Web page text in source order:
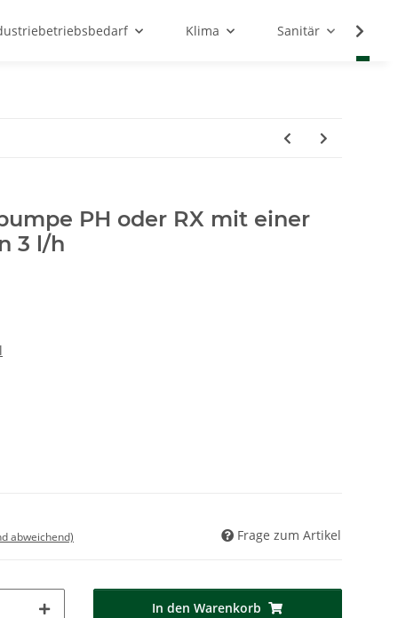
Klima Sanitär
PH oder RX mit einer
3 l/h
abweichend) Frage zum Artikel
In den Warenkorb